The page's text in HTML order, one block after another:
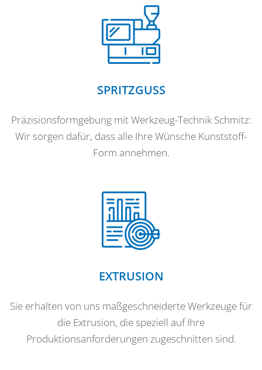
SPRITZGUSS
Präzisionsformgebung mit Werkzeug-Technik Schmitz:
Wir sorgen dafür, dass alle Ihre Wünsche Kunststoff-
Form annehmen.
EXTRUSION
Sie erhalten von uns maßgeschneiderte Werkzeuge für
die Extrusion, die speziell auf Ihre
Produktionsanforderungen zugeschnitten sind.